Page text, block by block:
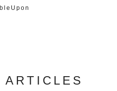
ARTICLES